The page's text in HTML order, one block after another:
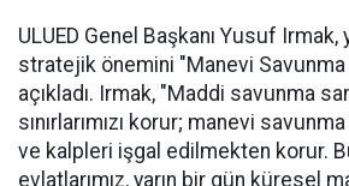
ULUED Genel Başkanı Yusuf Irmak,
stratejik önemini "Manevi Savunma
açıkladı. Irmak, "Maddi savunma
sınırlarımızı korur; manevi
ve kalpleri işgal edilmekten korur.
evlatlarımız, yarın bir gün küresel